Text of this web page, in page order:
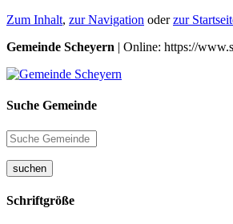
Zum Inhalt, zur Navigation oderzur
Gemeinde Scheyern | Online: https://
Suche Gemeinde
suchen
Schriftgröße